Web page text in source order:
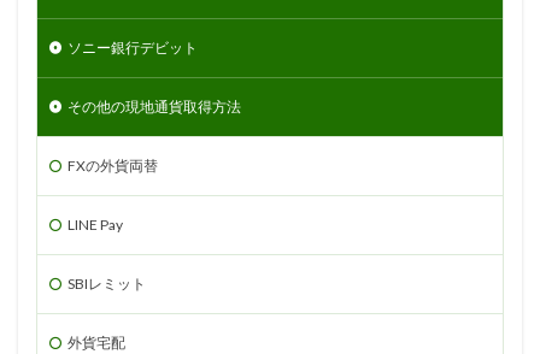
ソニー銀行デビット
その他の現地通貨取得方法
FXの外貨両替
LINE Pay
SBIレミット
外貨宅配